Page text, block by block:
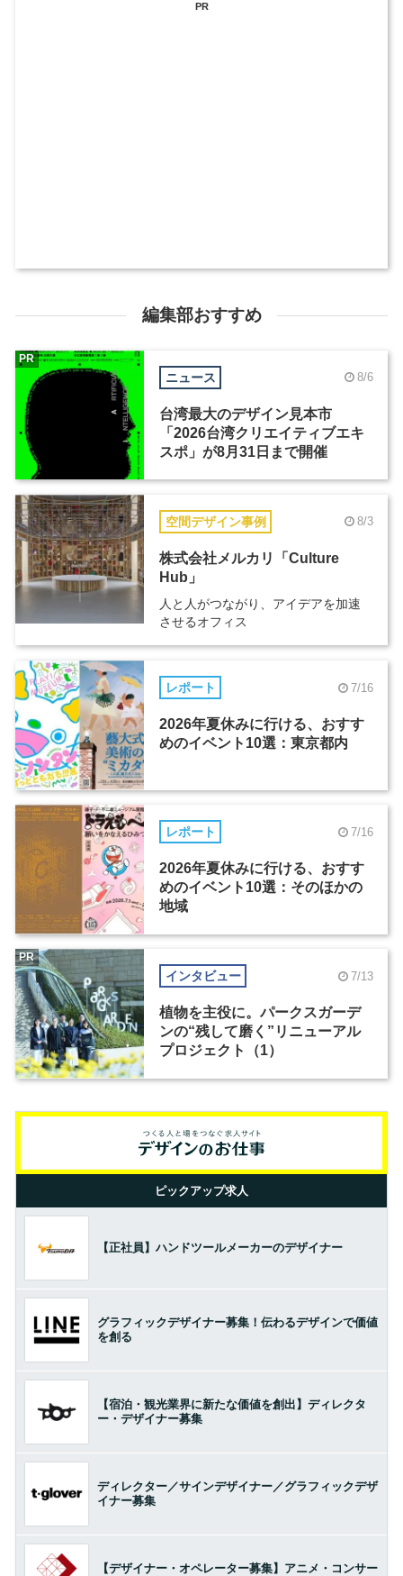
PR
編集部おすすめ
ニュース 8/6
台湾最大のデザイン見本市
「2026台湾クリエイティブエキ
スポ」が8月31日まで開催
PR
空間デザイン事例 8/3
株式会社メルカリ「Culture
Hub」
人と人がつながり、アイデアを加速
させるオフィス
レポート 7/16
2026年夏休みに行ける、おすす
めのイベント10選：東京都内
レポート 7/16
2026年夏休みに行ける、おすす
めのイベント10選：そのほかの
地域
インタビュー 7/13
植物を主役に。パークスガーデ
ンの“残して磨く”リニューアル
プロジェクト（1）
PR
ピックアップ求人
【正社員】ハンドツールメーカーのデザイナー
グラフィックデザイナー募集！伝わるデザインで価値
を創る
【宿泊・観光業界に新たな価値を創出】ディレクタ
ー・デザイナー募集
ディレクター／サインデザイナー／グラフィックデザ
イナー募集
【デザイナー・オペレーター募集】アニメ・コンサー